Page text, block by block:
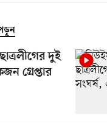
দুই
গ্রেপ্তার